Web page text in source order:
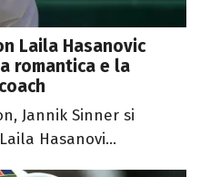
Laila Hasanovic
romantica e la
Jannik Sinner si
Hasanovi...